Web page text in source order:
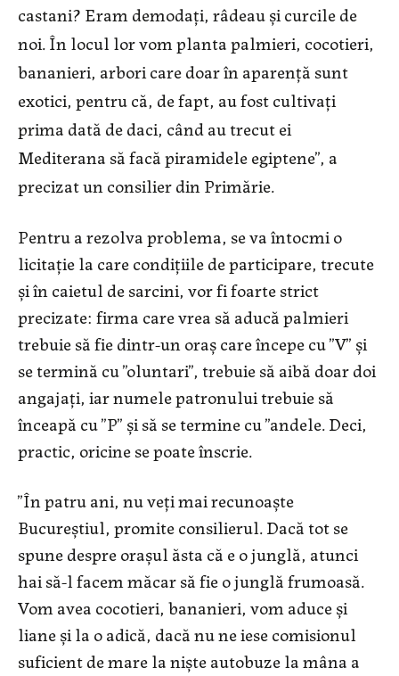
castani? Eram demodați, râdeau și curcile de
noi. În locul lor vom planta palmieri, cocotieri,
bananieri, arbori care doar în aparență sunt
exotici, pentru că, de fapt, au fost cultivați
prima dată de daci, când au trecut ei
Mediterana să facă piramidele egiptene”, a
precizat un consilier din Primărie.
Pentru a rezolva problema, se va întocmi o
licitație la care condițiile de participare, trecute
și în caietul de sarcini, vor fi foarte strict
precizate: firma care vrea să aducă palmieri
trebuie să fie dintr-un oraș care începe cu ”V” și
se termină cu ”oluntari”, trebuie să aibă doar doi
angajați, iar numele patronului trebuie să
înceapă cu ”P” și să se termine cu ”andele. Deci,
practic, oricine se poate înscrie.
”În patru ani, nu veți mai recunoaște
Bucureștiul, promite consilierul. Dacă tot se
spune despre orașul ăsta că e o junglă, atunci
hai să-l facem măcar să fie o junglă frumoasă.
Vom avea cocotieri, bananieri, vom aduce și
liane și la o adică, dacă nu ne iese comisionul
suficient de mare la niște autobuze la mâna a